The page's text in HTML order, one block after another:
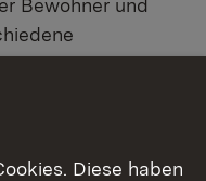
Bewohner und
Auch eine
Diese haben